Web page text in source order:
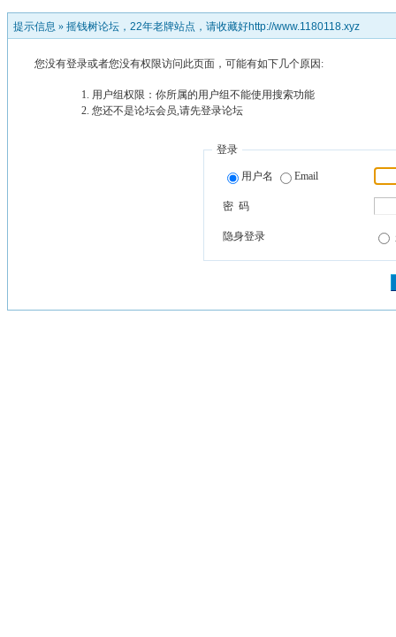
提示信息 » 摇钱树论坛，22年老牌站点，请收藏好http://www.1180118.xyz
您没有登录或者您没有权限访问此页面，可能有如下几个原因:
用户组权限：你所属的用户组不能使用搜索功能
您还不是论坛会员,请先登录论坛
登录
用户名 Email
密 码
隐身登录